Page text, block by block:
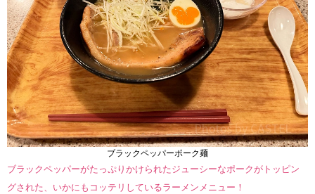
ブラックペッパーポーク麺
ブラックペッパーがたっぷりかけられたジューシーなポークがトッピン
グされた、いかにもコッテリしているラーメンメニュー！